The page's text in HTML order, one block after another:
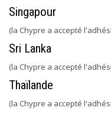
Singapour
(la Chypre a accepté
Sri Lanka
(la Chypre a accepté
Thaïlande
(la Chypre a accepté